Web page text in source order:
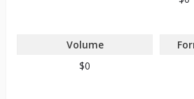
Volume
$0